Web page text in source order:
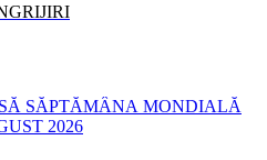
SĂPTĂMÂNA MONDIALĂ
2026